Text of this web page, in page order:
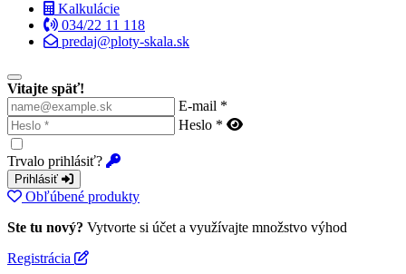
Kalkulácie
034/22 11 118
predaj@ploty-skala.sk
Vitajte späť!
E-mail *
Heslo *
Trvalo prihlásiť?
Prihlásiť
Obľúbené produkty
Ste tu nový? Vytvorte si účet a využívajte množstvo výhod
Registrácia